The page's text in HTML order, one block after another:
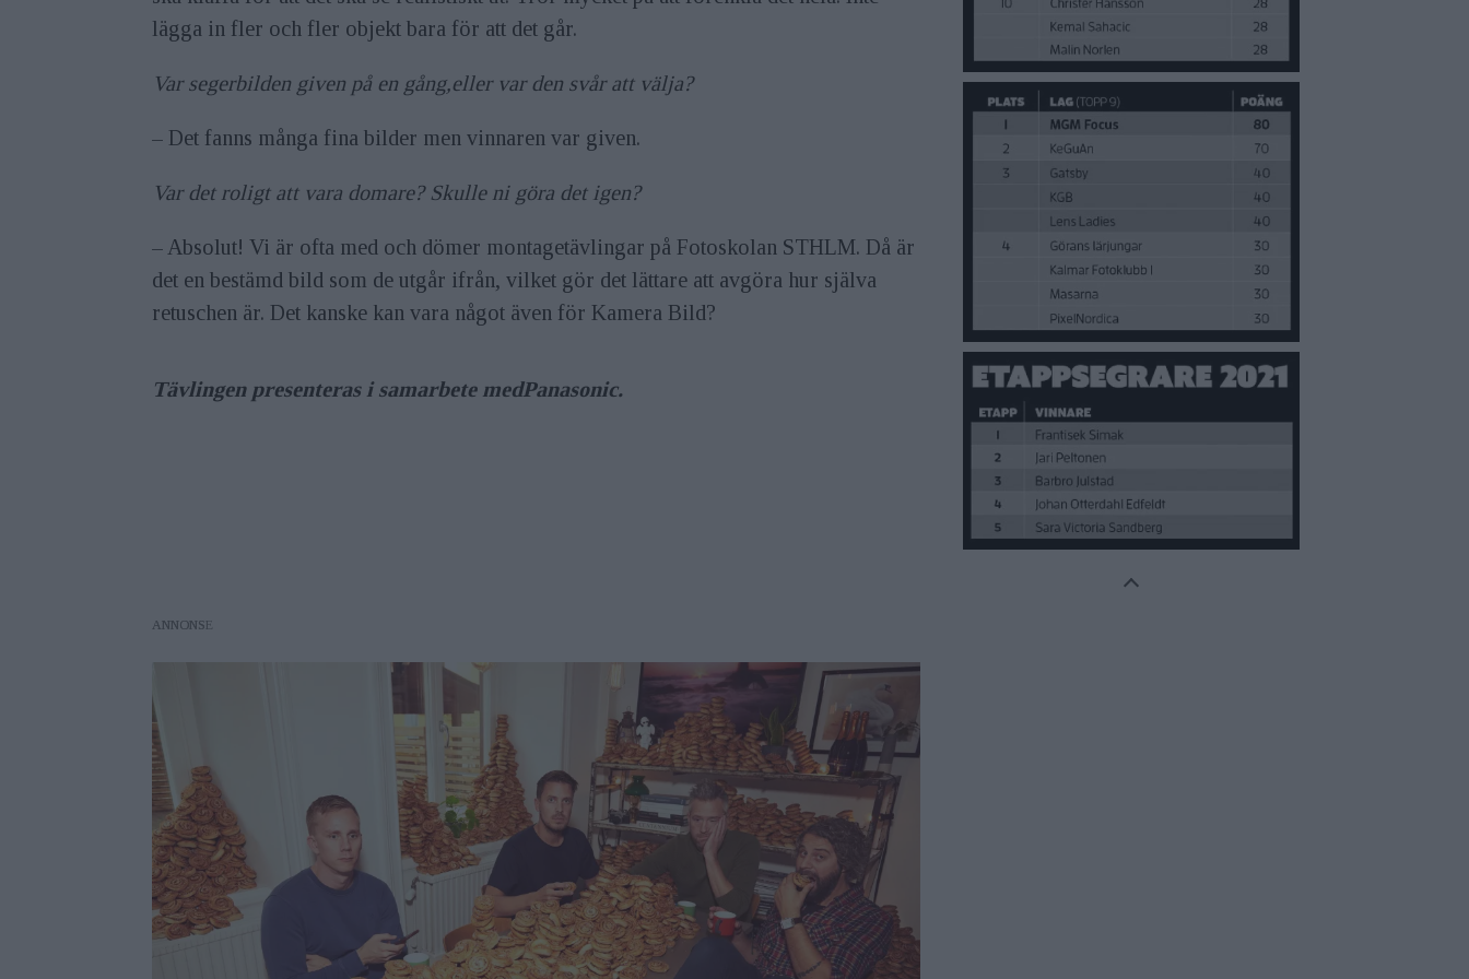
ANNONS
lägga in fler och fler objekt bara för att det går.
Var segerbilden given på en gång,eller var den svår att välja?
– Det fanns många fina bilder men vinnaren var given.
Var det roligt att vara domare? Skulle ni göra det igen?
– Absolut! Vi är ofta med och dömer montagetävlingar på Fotoskolan STHLM. Då är
det en bestämd bild som de utgår ifrån, vilket gör det lättare att avgöra hur själva
retuschen är. Det kanske kan vara något även för Kamera Bild?
Tävlingen presenteras i samarbete medPanasonic.